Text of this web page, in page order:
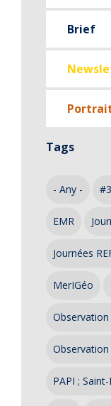
Brief
Tags
- Any -
EMR
Journées
MerIGéo
PAPI ;